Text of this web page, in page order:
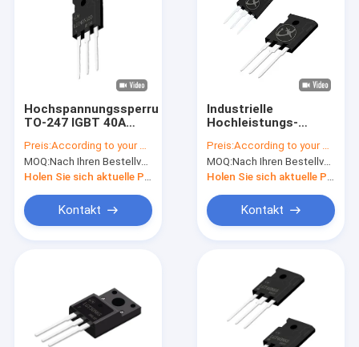
Videos
Hochspannungssperrungskapazität
TO-247 IGBT 40A
Leistungskonvertierung
Preis:According to your order requirement
MOQ:Nach Ihren Bestellvorgaben
Holen Sie sich aktuelle Preis
Kontakt
Industrielle
Hochleistungs-
Solar-Inverter-
Halbleiter
Preis:According to your order requirement
MOQ:Nach Ihren Bestellvorgaben
Holen Sie sich aktuelle Preis
Kontakt